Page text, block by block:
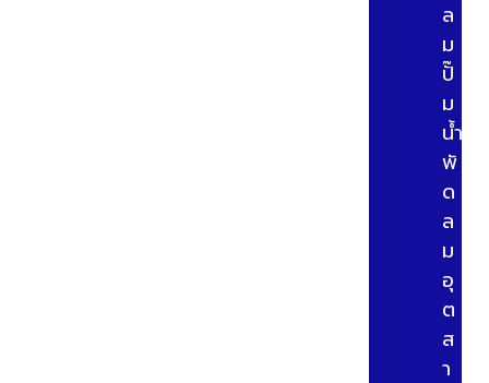
ล
ม
ปั๊
ม
น้ำ
พั
ด
ล
ม
อุ
ต
ส
า